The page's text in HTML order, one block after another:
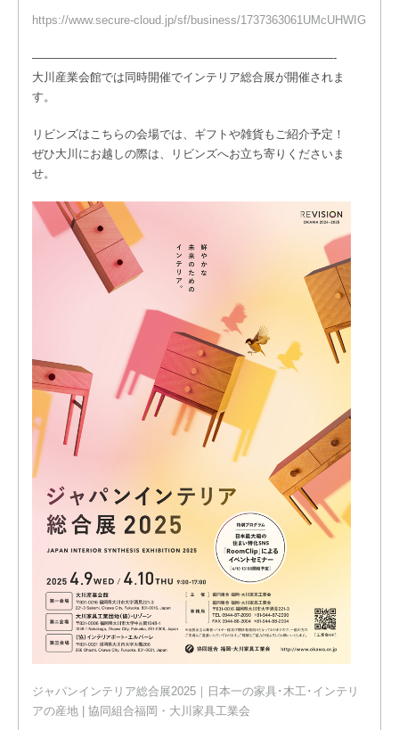
https://www.secure-cloud.jp/sf/business/1737363061UMcUHWIG
——————————————————————————-
大川産業会館では同時開催でインテリア総合展が開催されま
す。
リビンズはこちらの会場では、ギフトや雑貨もご紹介予定！
ぜひ大川にお越しの際は、リビンズへお立ち寄りくださいま
せ。
ジャパンインテリア総合展2025｜日本一の家具･木工･インテリ
アの産地 | 協同組合福岡・大川家具工業会